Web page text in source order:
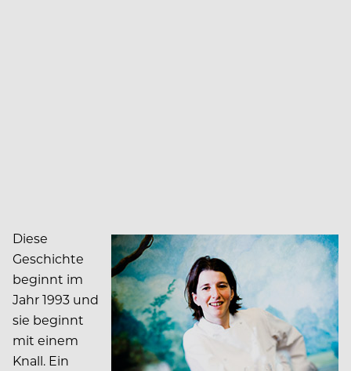
Diese
Geschichte
beginnt im
Jahr 1993 und
sie beginnt
mit einem
Knall. Ein